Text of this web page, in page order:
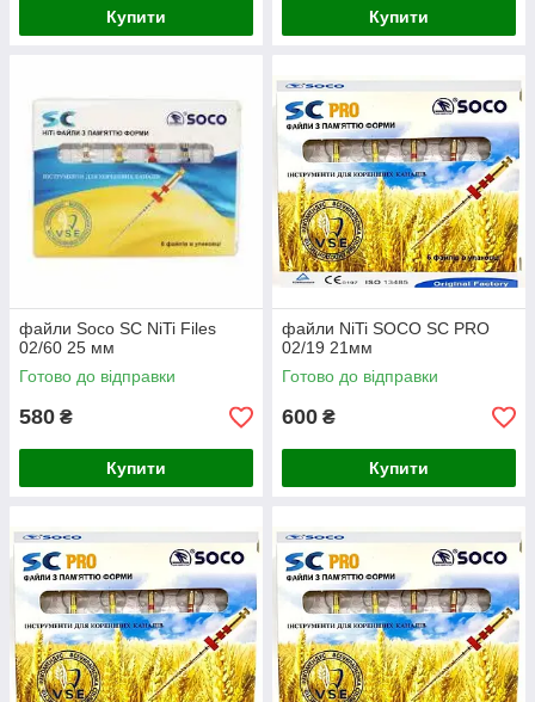
Купити Купити
файли Soco SC NiTi Files
02/60 25 мм
Готово до відправки
580 ₴
Купити
файли NiTi SOCO SC PRO
02/19 21мм
Готово до відправки
600 ₴
Купити